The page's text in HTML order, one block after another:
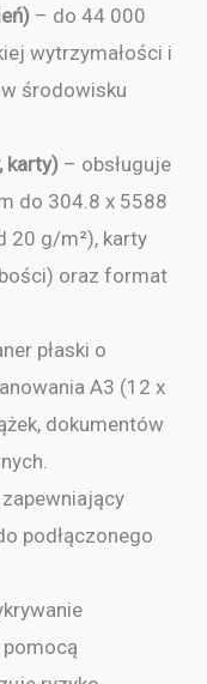
– do 44 000
wytrzymałości i
środowisku
karty) – obsługuje
do 304.8 x 5588
20 g/m²), karty
oraz format
płaski o
A3 (12 x
dokumentów
podłączonego